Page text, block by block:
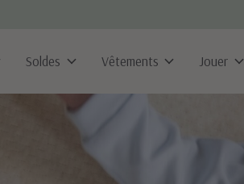
Soldes Vêtements Jouer